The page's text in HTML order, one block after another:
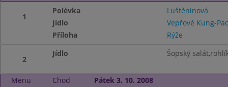
1
Polévka
Luštěninová
Jídlo
Vepřové Kung-
Příloha
Rýže
2
Jídlo Šopský
Menu Chod
Pátek 3. 10. 2008